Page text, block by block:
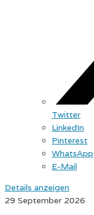
Twitter
LinkedIn
Pinterest
WhatsApp
E-Mail
Details anzeigen
29 September 2026